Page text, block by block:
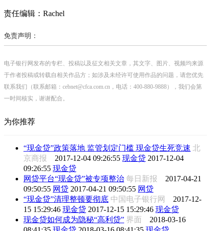
责任编辑：Rachel
免责声明：
电子银行网发布的专栏、投稿以及征文相关文章，其文字、图片、视频均来源
于作者投稿或转载自相关作品方；如涉及未经许可使用作品的问题，请您优先
联系我们（联系邮箱：cebnet@cfca.com.cn，电话：400-880-9888），我们会第
一时间核实，谢谢配合。
为你推荐
“现金贷”政策落地 监管划定门槛 现金贷生死竞速 北
京商报 2017-12-04 09:26:55 现金贷 2017-12-04
09:26:55 现金贷
网贷平台“现金贷”被专项整治 每日新报 2017-04-21
09:50:55 网贷 2017-04-21 09:50:55 网贷
“现金贷”清理整顿要彻底 中国电子银行网 2017-12-
15 15:29:46 现金贷 2017-12-15 15:29:46 现金贷
现金贷如何成为隐秘“高利贷” 界面 2018-03-16